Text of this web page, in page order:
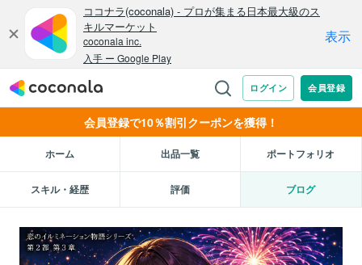
会員登録で10％割引クーポンを獲得！
ホーム 出品一覧 ポートフォリオ
スキル・経歴 評価 ブログ